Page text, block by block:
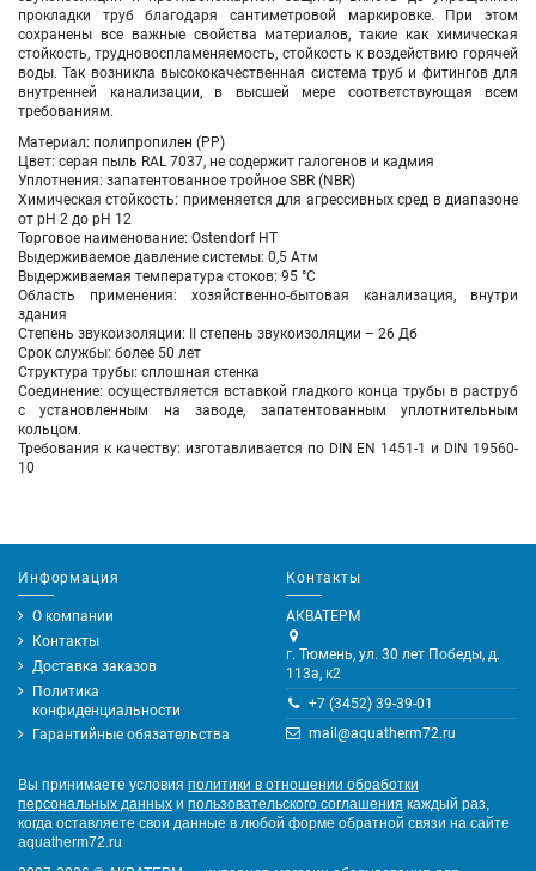
прокладки труб благодаря сантиметровой маркировке. При этом
сохранены все важные свойства материалов, такие как химическая
стойкость, трудновоспламеняемость, стойкость к воздействию горячей
воды. Так возникла высококачественная система труб и фитингов для
внутренней канализации, в высшей мере соответствующая всем
требованиям.
Материал: полипропилен (PP)
Цвет: серая пыль RAL 7037, не содержит галогенов и кадмия
Уплотнения: запатентованное тройное SBR (NBR)
Химическая стойкость: применяется для агрессивных сред в диапазоне
от pH 2 до pH 12
Торговое наименование: Ostendorf HT
Выдерживаемое давление системы: 0,5 Атм
Выдерживаемая температура стоков: 95 °C
Область применения: хозяйственно-бытовая канализация, внутри
здания
Степень звукоизоляции: II степень звукоизоляции – 26 Дб
Срок службы: более 50 лет
Структура трубы: сплошная стенка
Соединение: осуществляется вставкой гладкого конца трубы в раструб
с установленным на заводе, запатентованным уплотнительным
кольцом.
Требования к качеству: изготавливается по DIN EN 1451-1 и DIN 19560-
10
Информация
О компании
Контакты
Доставка заказов
Политика
конфиденциальности
Гарантийные обязательства
Контакты
АКВАТЕРМ
г. Тюмень, ул. 30 лет Победы, д.
113а, к2
+7 (3452) 39-39-01
mail@aquatherm72.ru
Вы принимаете условия политики в отношении обработки
персональных данных и пользовательского соглашения каждый раз,
когда оставляете свои данные в любой форме обратной связи на сайте
aquatherm72.ru